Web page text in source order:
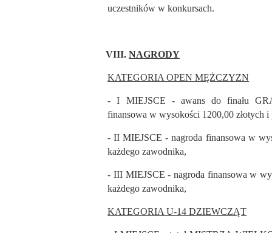
uczestników w konkursach.
VIII. NAGRODY
KATEGORIA OPEN MĘŻCZYZN
- I MIEJSCE - awans do finału
finansowa w wysokości 1200,00 złotych
- II MIEJSCE - nagroda finansowa w
każdego zawodnika,
- III MIEJSCE - nagroda finansowa w
każdego zawodnika,
KATEGORIA U-14 DZIEWCZĄT